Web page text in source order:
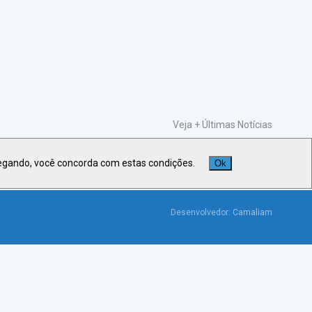
Veja +Últimas Notícias
Desenvolvedor: Camaliam
você concorda com estas condições. Ok